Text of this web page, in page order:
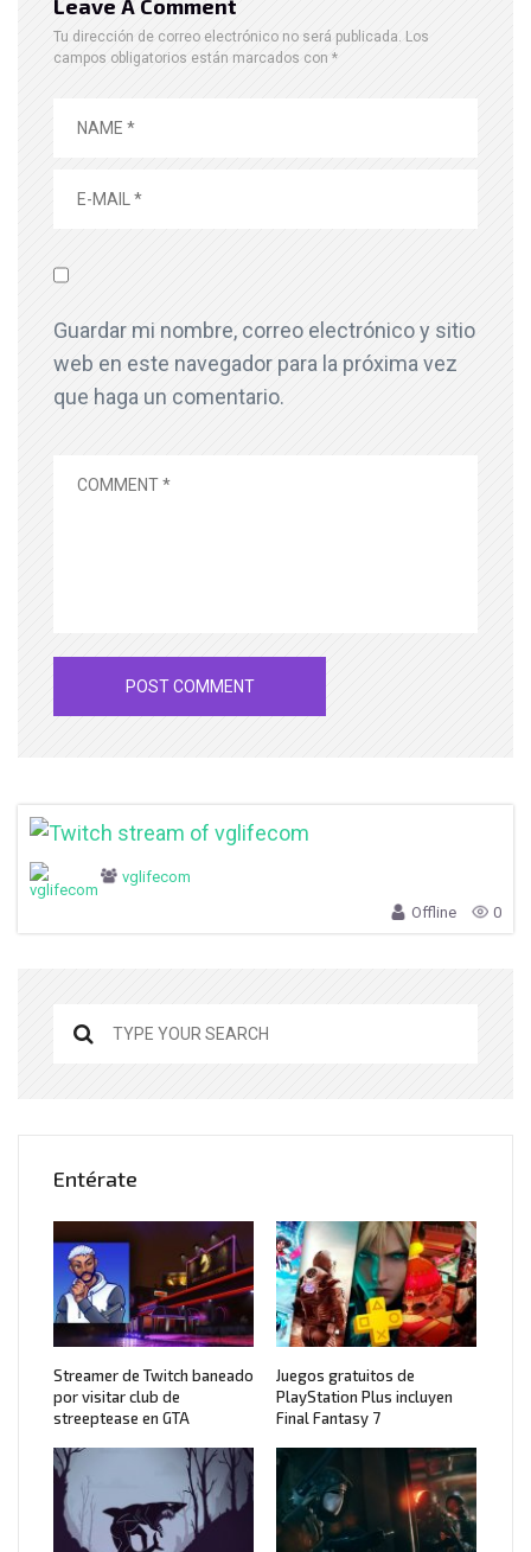
Leave A Comment
Tu dirección de correo electrónico no será publicada. Los
campos obligatorios están marcados con *
Guardar mi nombre, correo electrónico y sitio
web en este navegador para la próxima vez
que haga un comentario.
vglifecom
Offline 0
Entérate
Streamer de Twitch baneado
por visitar club de
streeptease en GTA
Juegos gratuitos de
PlayStation Plus incluyen
Final Fantasy 7